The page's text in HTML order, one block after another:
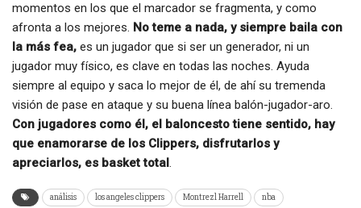
momentos en los que el marcador se fragmenta, y como
afronta a los mejores. No teme a nada, y siempre baila con
la más fea, es un jugador que si ser un generador, ni un
jugador muy físico, es clave en todas las noches. Ayuda
siempre al equipo y saca lo mejor de él, de ahí su tremenda
visión de pase en ataque y su buena línea balón-jugador-aro.
Con jugadores como él, el baloncesto tiene sentido, hay
que enamorarse de los Clippers, disfrutarlos y
apreciarlos, es basket total .
análisis los angeles clippers Montrezl Harrell
nba